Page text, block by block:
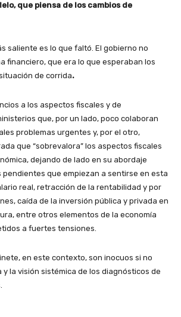
que piensa de los cambios de
saliente es lo que faltó. El gobierno no
financiero, que era lo que esperaban los
de corrida.
a los aspectos fiscales y de
que, por un lado, poco colaboran
problemas urgentes y, por el otro,
que “sobrevalora” los aspectos fiscales
dejando de lado en su abordaje
que empiezan a sentirse en esta
real, retracción de la rentabilidad y por
caída de la inversión pública y privada en
entre otros elementos de la economía
a fuertes tensiones.
en este contexto, son inocuos si no
la visión sistémica de los diagnósticos de